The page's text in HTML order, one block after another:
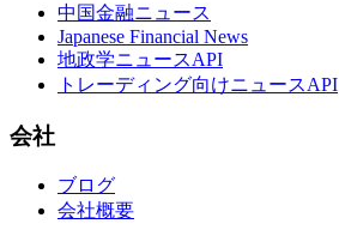
中国金融ニュース
Japanese Financial News
地政学ニュースAPI
トレーディング向けニュースAPI
会社
ブログ
会社概要